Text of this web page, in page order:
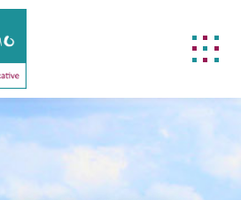
DIFFÉRENCE
NOS MÉTIERS